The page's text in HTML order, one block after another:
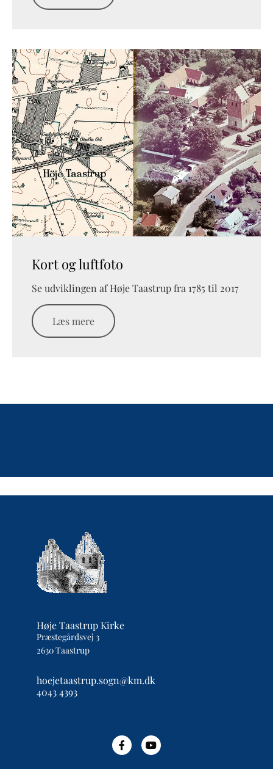
Kort og luftfoto
Se udviklingen af Høje Taastrup fra 1785 til 2017
Læs mere
Høje Taastrup Kirke
Præstegårdsvej 3
2630 Taastrup
hoejetaastrup.sogn@km.dk
4043 4393